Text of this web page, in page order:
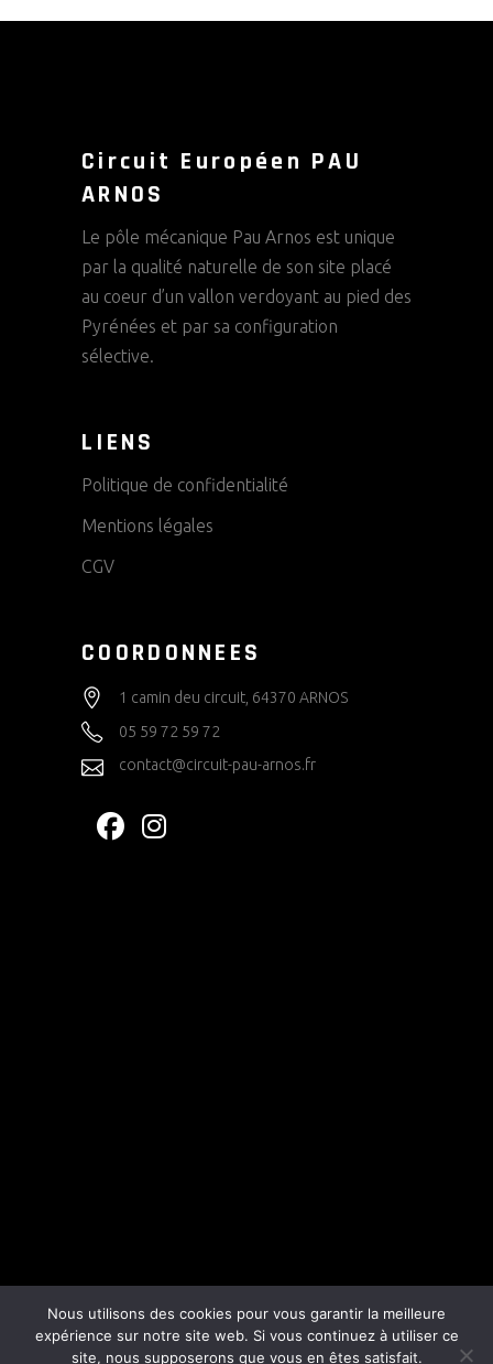
Circuit Européen PAU
ARNOS
Le pôle mécanique Pau Arnos est unique
par la qualité naturelle de son site placé
au coeur d’un vallon verdoyant au pied des
Pyrénées et par sa configuration
sélective.
LIENS
Politique de confidentialité
Mentions légales
CGV
COORDONNEES
1 camin deu circuit, 64370 ARNOS
05 59 72 59 72
contact@circuit-pau-arnos.fr
Nous utilisons des cookies pour vous garantir la meilleure
expérience sur notre site web. Si vous continuez à utiliser ce
site, nous supposerons que vous en êtes satisfait.